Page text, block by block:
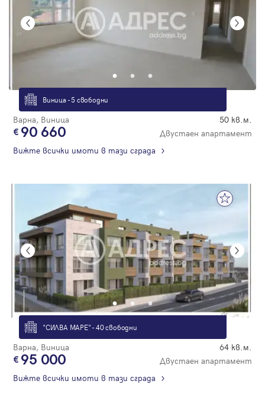
Виница - 5 свободни
Варна, Виница 50 кв.м.
90 660
Двустаен апартамент
Вижте всички имоти в тази сграда
"СИЛВА МАРЕ" - 40 свободни
Варна, Виница 64 кв.м.
95 000
Двустаен апартамент
Вижте всички имоти в тази сграда